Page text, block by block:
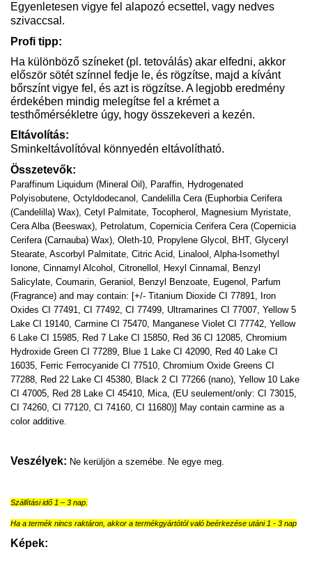
Egyenletesen vigye fel alapozó ecsettel, vagy nedves
szivaccsal.
Profi tipp:
Ha különböző színeket (pl. tetoválás) akar elfedni, akkor
először sötét színnel fedje le, és rögzítse, majd a kívánt
bőrszínt vigye fel, és azt is rögzítse. A legjobb eredmény
érdekében mindig melegítse fel a krémet a
testhőmérsékletre úgy, hogy összekeveri a kezén.
Eltávolítás:
Sminkeltávolítóval könnyedén eltávolítható.
Összetevők:
Paraffinum Liquidum (Mineral Oil), Paraffin, Hydrogenated
Polyisobutene, Octyldodecanol, Candelilla Cera (Euphorbia Cerifera
(Candelilla) Wax), Cetyl Palmitate, Tocopherol, Magnesium Myristate,
Cera Alba (Beeswax), Petrolatum, Copernicia Cerifera Cera (Copernicia
Cerifera (Carnauba) Wax), Oleth-10, Propylene Glycol, BHT, Glyceryl
Stearate, Ascorbyl Palmitate, Citric Acid, Linalool, Alpha-Isomethyl
Ionone, Cinnamyl Alcohol, Citronellol, Hexyl Cinnamal, Benzyl
Salicylate, Coumarin, Geraniol, Benzyl Benzoate, Eugenol, Parfum
(Fragrance) and may contain: [+/- Titanium Dioxide CI 77891, Iron
Oxides CI 77491, CI 77492, CI 77499, Ultramarines CI 77007, Yellow 5
Lake CI 19140, Carmine CI 75470, Manganese Violet CI 77742, Yellow
6 Lake CI 15985, Red 7 Lake CI 15850, Red 36 CI 12085, Chromium
Hydroxide Green CI 77289, Blue 1 Lake CI 42090, Red 40 Lake CI
16035, Ferric Ferrocyanide CI 77510, Chromium Oxide Greens CI
77288, Red 22 Lake CI 45380, Black 2 CI 77266 (nano), Yellow 10 Lake
CI 47005, Red 28 Lake CI 45410, Mica, (EU seulement/only: CI 73015,
CI 74260, CI 77120, CI 74160, CI 11680)] May contain carmine as a
color additive.
Veszélyek: Ne kerüljön a szemébe. Ne egye meg.
Szállítási idő 1 – 3 nap.
Ha a termék nincs raktáron, akkor a termékgyártótól való beérkezése utáni 1 - 3 nap
Képek: